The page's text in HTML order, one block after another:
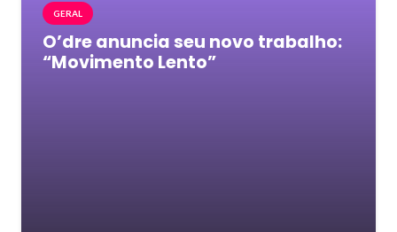
GERAL
O’dre anuncia seu novo trabalho:
“Movimento Lento”